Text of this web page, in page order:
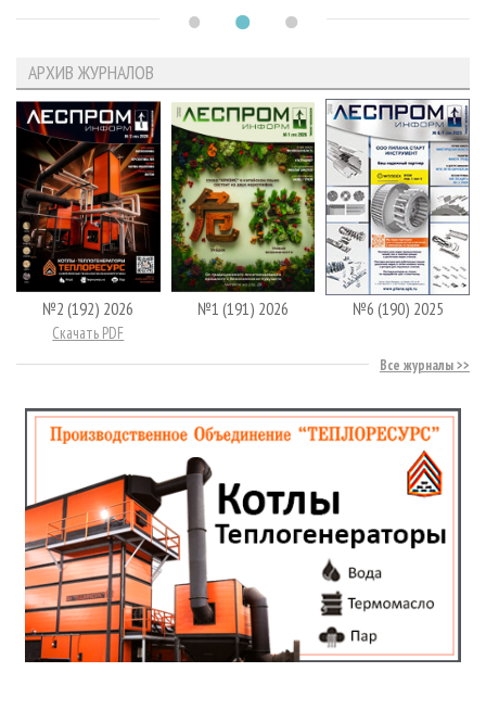
АРХИВ ЖУРНАЛОВ
№2 (192) 2026
Скачать PDF
№1 (191) 2026 №6 (190) 2025
Все журналы